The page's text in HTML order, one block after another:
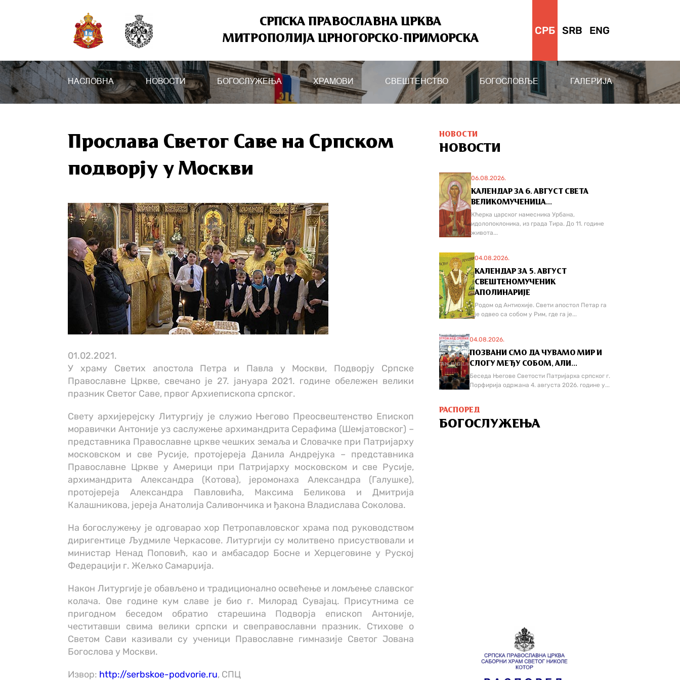
СРПСКА ПРАВОСЛАВНА ЦРКВА
МИТРОПОЛИЈА ЦРНОГОРСКО-ПРИМОРСКА
СРБ SRB ENG
НАСЛОВНА НОВОСТИ БОГОСЛУЖЕЊА ХРАМОВИ СВЕШТЕНСТВО БОГОСЛОВЉЕ ГАЛЕРИЈА
Прослава Светог Саве на Српском
подворју у Москви
01.02.2021.
У храму Светих апостола Петра и Павла у Москви, Подворју Српске
Православне Цркве, свечано је 27. јануара 2021. године обележен велики
празник Светог Саве, првог Архиепископа српског.
Свету архијерејску Литургију је служио Његово Преосвештенство Епископ
моравички Антоније уз саслужење архимандрита Серафима (Шемјатовског) –
представника Православне цркве чешких земаља и Словачке при Патријарху
московском и све Русије, протојереја Данила Андрејука – представника
Православне Цркве у Америци при Патријарху московском и све Русије,
архимандрита Александра (Котова), јеромонаха Александра (Галушке),
протојереја Александра Павловића, Максима Беликова и Дмитрија
Калашникова, јереја Анатолија Саливончика и ђакона Владислава Соколова.
На богослужењу је одговарао хор Петропавловског храма под руководством
диригентице Људмиле Черкасове. Литургији су молитвено присуствовали и
министар Ненад Поповић, као и амбасадор Босне и Херцеговине у Руској
Федерацији г. Жељко Самарџија.
Након Литургије је обављено и традиционално освећење и ломљење славског
колача. Ове године кум славе је био г. Милорад Сувајац. Присутнима се
пригодном беседом обратио старешина Подворја епископ Антоније,
честитавши свима велики српски и свеправославни празник. Стихове о
Светом Сави казивали су ученици Православне гимназије Светог Јована
Богослова у Москви.
Извор: http://serbskoe-podvorie.ru, СПЦ
НОВОСТИ
НОВОСТИ
06.08.2026.
КАЛЕНДАР ЗА 6. АВГУСТ СВЕТА
ВЕЛИКОМУЧЕНИЦА...
Кћерка царског намесника Урбана,
идолопоклоника, из града Тира. До 11. године
живота...
04.08.2026.
КАЛЕНДАР ЗА 5. АВГУСТ
СВЕШТЕНОМУЧЕНИК
АПОЛИНАРИЈЕ
Родом од Антиохије. Свети апостол Петар га
је одвео са собом у Рим, где га је...
04.08.2026.
ПОЗВАНИ СМО ДА ЧУВАМО МИР И
СЛОГУ МЕЂУ СОБОМ, АЛИ...
Беседа Његове Светости Патријарха српског г.
Порфирија одржана 4. августа 2026. године у...
РАСПОРЕД
БОГОСЛУЖЕЊА